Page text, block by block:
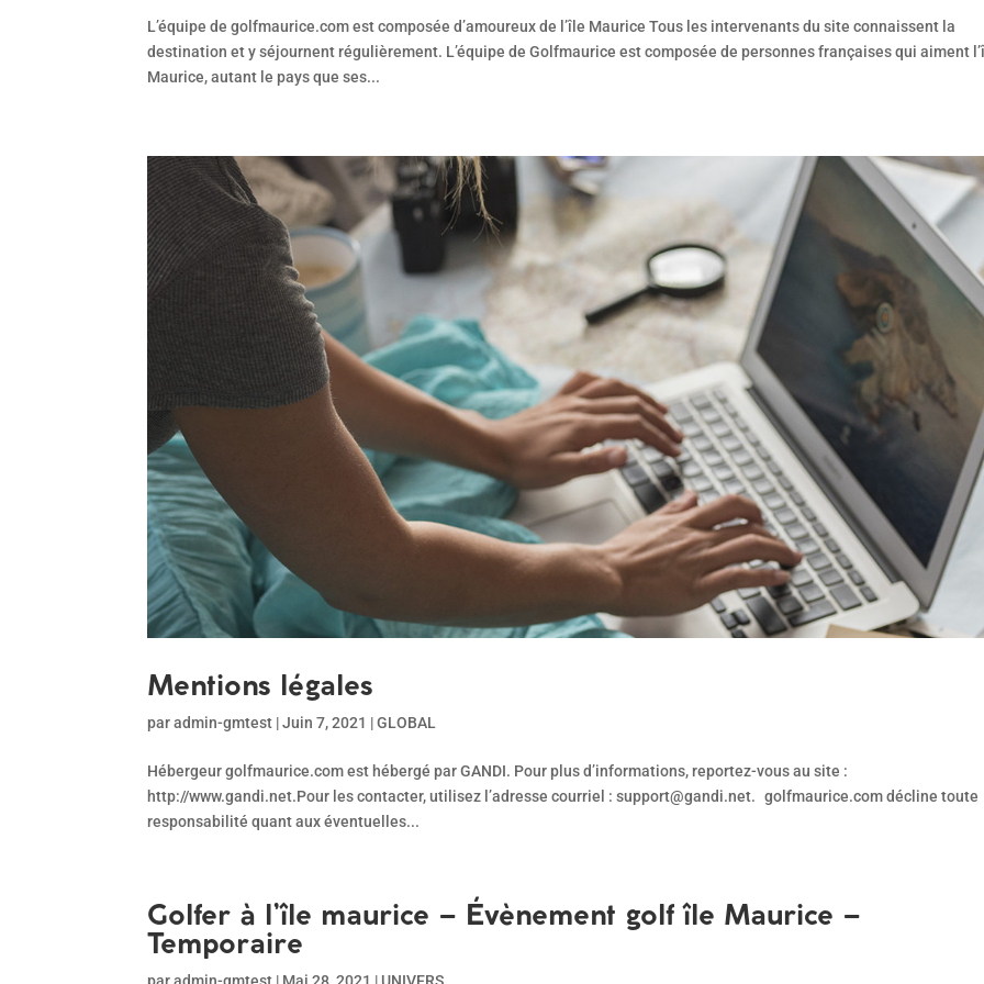
L’équipe de golfmaurice.com est composée d’amoureux de l’île Maurice Tous les intervenants du site connaissent la
destination et y séjournent régulièrement. L’équipe de Golfmaurice est composée de personnes françaises qui aiment
Maurice, autant le pays que ses...
Mentions légales
paradmin-gmtest |Juin 7, 2021 |GLOBAL
Hébergeur golfmaurice.com est hébergé par GANDI. Pour plus d’informations, reportez-vous au site :
http://www.gandi.net.Pour les contacter, utilisez l’adresse courriel : support@gandi.net. golfmaurice.com décline toute
responsabilité quant aux éventuelles...
Golfer à l’île maurice – Évènement golf île Maurice –
Temporaire